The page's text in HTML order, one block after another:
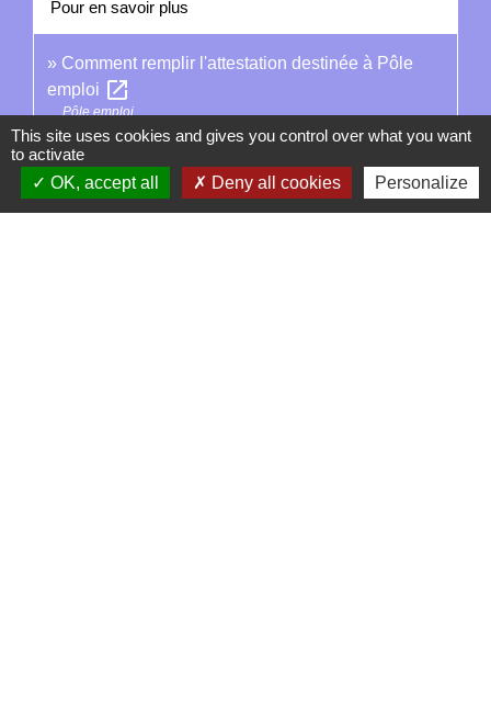
Pour en savoir plus
Comment remplir l'attestation destinée à Pôle
emploi open_in_new
Pôle emploi
Signaler une erreur sur cette page
This site uses cookies and gives you control over what you want
to activate
OK, accept all
Deny all cookies Personalize